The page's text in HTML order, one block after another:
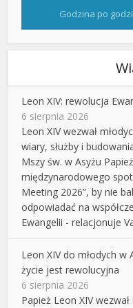
Godzina po
Leon XIV: rewolucja
6 sierpnia 2026
Leon XIV wezwał
wiary, służby i
Mszy św. w Asyżu
międzynarodowego
Meeting 2026”, by nie
odpowiadać na
Ewangelii - relacjonuje
Leon XIV do młodych w
życie jest rewolucyjna
6 sierpnia 2026
Papież Leon XIV